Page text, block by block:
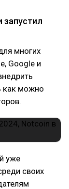
запустил
многих
Google и
как можно
уже
своих